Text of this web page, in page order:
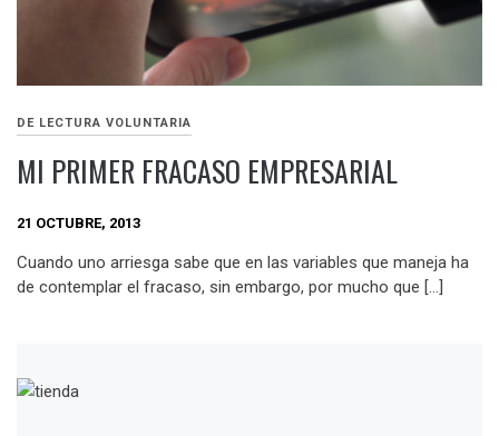
DE LECTURA VOLUNTARIA
MI PRIMER FRACASO EMPRESARIAL
21 OCTUBRE, 2013
Cuando uno arriesga sabe que en las variables que maneja ha
de contemplar el fracaso, sin embargo, por mucho que […]